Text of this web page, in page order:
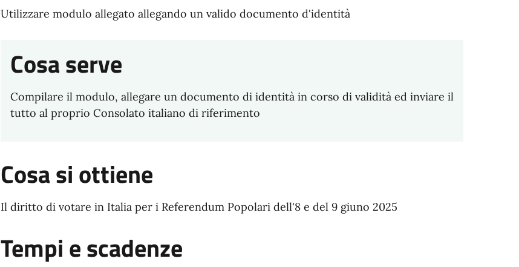
Utilizzare modulo allegato allegando un valido documento d'identità
Cosa serve
Compilare il modulo, allegare un documento di identità in corso di validità ed inviare il
tutto al proprio Consolato italiano di riferimento
Cosa si ottiene
Il diritto di votare in Italia per i Referendum Popolari dell'8 e del 9 giuno 2025
Tempi e scadenze